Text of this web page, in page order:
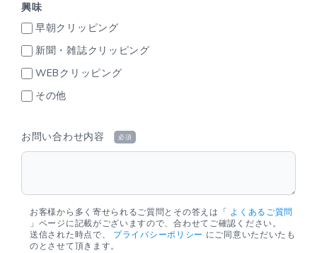
興味
早朝クリッピング
新聞・雑誌クリッピング
WEBクリッピング
その他
お問い合わせ内容 必須
お客様から多く寄せられるご質問とその答えは「 よくあるご質問
」ページに記載がございますので、合わせてご確認ください。
送信された時点で、 プライバシーポリシー にご同意いただいたも
のとさせて頂きます。